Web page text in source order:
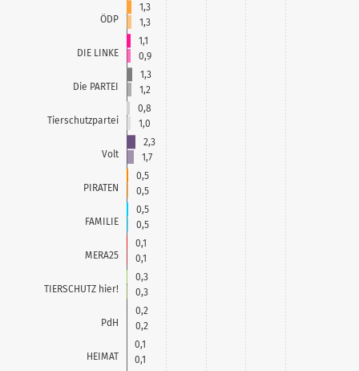
ÖDP
DIE LINKE
Die PARTEI
Tierschutzpartei
Volt
PIRATEN
FAMILIE
MERA25
TIERSCHUTZ hier!
PdH
HEIMAT
1,3
0,9
1,2
1,0
1,7
0,5
0,5
0,1
0,3
0,2
0,1
1,3
1,1
1,3
0,8
2,3
0,5
0,5
0,1
0,3
0,2
0,1